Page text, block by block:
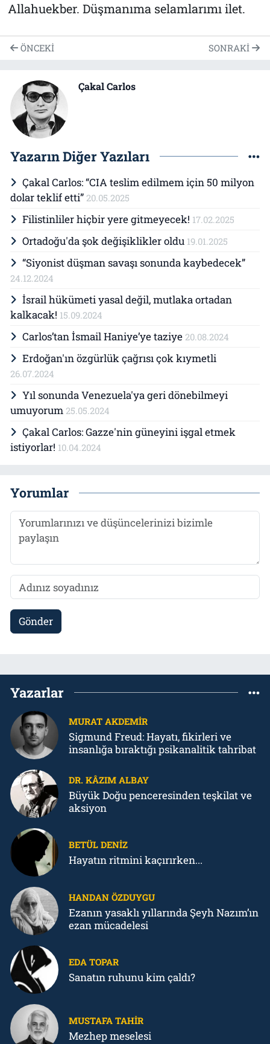
Allahuekber. Düşmanıma selamlarımı ilet.
ÖNCEKI SONRAKI
Çakal Carlos
Yazarın Diğer Yazıları
Çakal Carlos: “CIA teslim edilmem için 50 milyon
dolar teklif etti” 20.05.2025
Filistinliler hiçbir yere gitmeyecek! 17.02.2025
Ortadoğu'da şok değişiklikler oldu 19.01.2025
“Siyonist düşman savaşı sonunda kaybedecek”
24.12.2024
İsrail hükümeti yasal değil, mutlaka ortadan
kalkacak! 15.09.2024
Carlos’tan İsmail Haniye’ye taziye 20.08.2024
Erdoğan'ın özgürlük çağrısı çok kıymetli
26.07.2024
Yıl sonunda Venezuela'ya geri dönebilmeyi
umuyorum 25.05.2024
Çakal Carlos: Gazze'nin güneyini işgal etmek
istiyorlar! 10.04.2024
Yorumlar
Gönder
Yazarlar
MURAT AKDEMIR
Sigmund Freud: Hayatı, fikirleri ve
insanlığa bıraktığı psikanalitik tahribat
DR. KÂZIM ALBAY
Büyük Doğu penceresinden teşkilat ve
aksiyon
BETÜL DENIZ
Hayatın ritmini kaçırırken...
HANDAN ÖZDUYGU
Ezanın yasaklı yıllarında Şeyh Nazım’ın
ezan mücadelesi
EDA TOPAR
Sanatın ruhunu kim çaldı?
MUSTAFA TAHIR
Mezhep meselesi